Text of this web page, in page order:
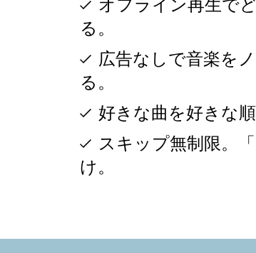
る。
広告なしで音楽を
る。
好きな曲を好きな
スキップ無制限。
け。